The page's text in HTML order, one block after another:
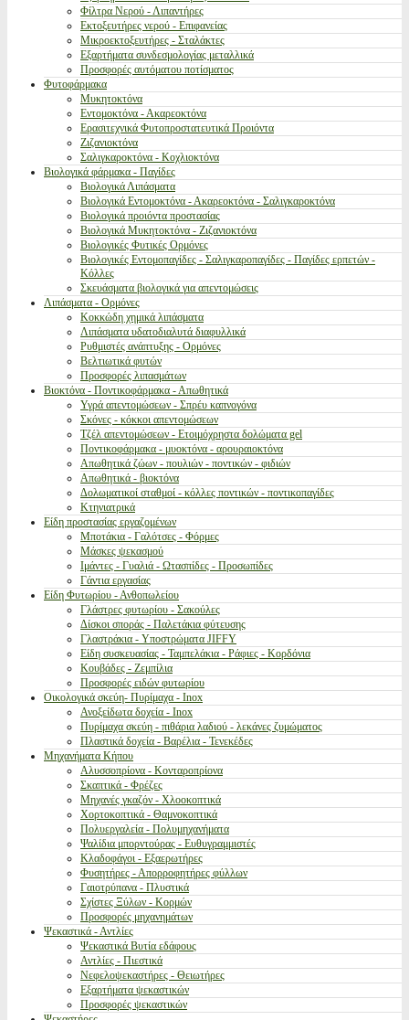
Φίλτρα Νερού - Λιπαντήρες
Εκτοξευτήρες νερού - Επιφανείας
Μικροεκτοξευτήρες - Σταλάκτες
Εξαρτήματα συνδεσμολογίας μεταλλικά
Προσφορές αυτόματου ποτίσματος
Φυτοφάρμακα
Μυκητοκτόνα
Εντομοκτόνα - Ακαρεοκτόνα
Ερασιτεχνικά Φυτοπροστατευτικά Προιόντα
Ζιζανιοκτόνα
Σαλιγκαροκτόνα - Κοχλιοκτόνα
Βιολογικά φάρμακα - Παγίδες
Βιολογικά Λιπάσματα
Βιολογικά Εντομοκτόνα - Ακαρεοκτόνα - Σαλιγκαροκτόνα
Βιολογικά προιόντα προστασίας
Βιολογικά Μυκητοκτόνα - Ζιζανιοκτόνα
Βιολογικές Φυτικές Ορμόνες
Βιολογικές Εντομοπαγίδες - Σαλιγκαροπαγίδες - Παγίδες ερπετών -
Κόλλες
Σκευάσματα βιολογικά για απεντομώσεις
Λιπάσματα - Ορμόνες
Κοκκώδη χημικά λιπάσματα
Λιπάσματα υδατοδιαλυτά διαφυλλικά
Ρυθμιστές ανάπτυξης - Ορμόνες
Βελτιωτικά φυτών
Προσφορές λιπασμάτων
Βιοκτόνα - Ποντικοφάρμακα - Απωθητικά
Υγρά απεντομώσεων - Σπρέυ καπνογόνα
Σκόνες - κόκκοι απεντομώσεων
Τζέλ απεντομώσεων - Ετοιμόχρηστα δολώματα gel
Ποντικοφάρμακα - μυοκτόνα - αρουραιοκτόνα
Απωθητικά ζώων - πουλιών - ποντικών - φιδιών
Απωθητικά - βιοκτόνα
Δολωματικοί σταθμοί - κόλλες ποντικών - ποντικοπαγίδες
Κτηνιατρικά
Είδη προστασίας εργαζομένων
Μποτάκια - Γαλότσες - Φόρμες
Μάσκες ψεκασμού
Ιμάντες - Γυαλιά - Ωτασπίδες - Προσωπίδες
Γάντια εργασίας
Είδη Φυτωρίου - Ανθοπωλείου
Γλάστρες φυτωρίου - Σακούλες
Δίσκοι σποράς - Παλετάκια φύτευσης
Γλαστράκια - Υποστρώματα JIFFY
Είδη συσκευασίας - Ταμπελάκια - Ράφιες - Κορδόνια
Κουβάδες - Ζεμπίλια
Προσφορές ειδών φυτωρίου
Οικολογικά σκεύη- Πυρίμαχα - Inox
Ανοξείδωτα δοχεία - Inox
Πυρίμαχα σκεύη - πιθάρια λαδιού - λεκάνες ζυμώματος
Πλαστικά δοχεία - Βαρέλια - Τενεκέδες
Μηχανήματα Κήπου
Αλυσσοπρίονα - Κονταροπρίονα
Σκαπτικά - Φρέζες
Μηχανές γκαζόν - Χλοοκοπτικά
Χορτοκοπτικά - Θαμνοκοπτικά
Πολυεργαλεία - Πολυμηχανήματα
Ψαλίδια μπορντούρας - Ευθυγραμμιστές
Κλαδοφάγοι - Εξαερωτήρες
Φυσητήρες - Απορροφητήρες φύλλων
Γαιοτρύπανα - Πλυστικά
Σχίστες Ξύλων - Κορμών
Προσφορές μηχανημάτων
Ψεκαστικά - Αντλίες
Ψεκαστικά Βυτία εδάφους
Αντλίες - Πιεστικά
Νεφελοψεκαστήρες - Θειωτήρες
Εξαρτήματα ψεκαστικών
Προσφορές ψεκαστικών